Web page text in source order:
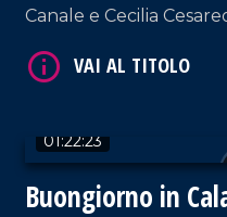
Canale e Cecilia
01:22:23
Buongiorno in
VAI AL TITOLO